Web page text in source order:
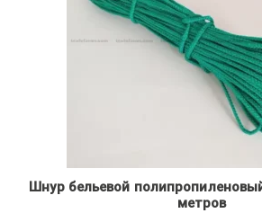
Шнур бельевой
метров